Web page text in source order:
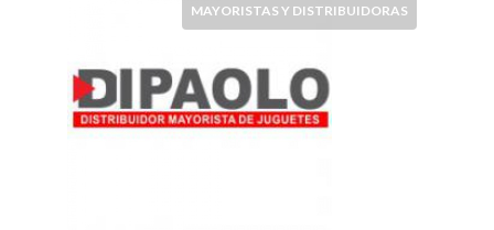
MAYORISTAS Y DISTRIBUIDORAS